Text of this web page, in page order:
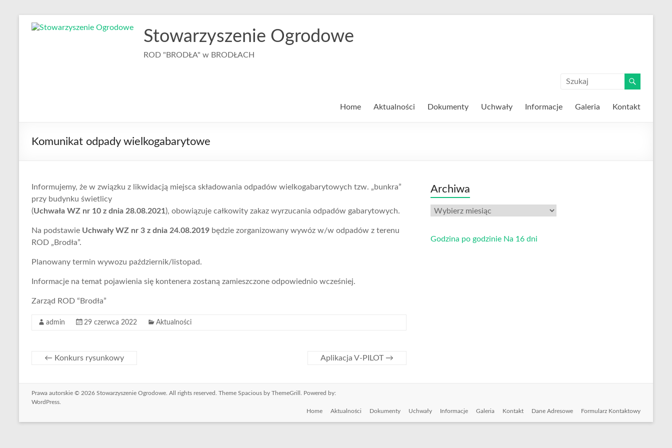
Stowarzyszenie Ogrodowe
ROD "BRODŁA" w BRODŁACH
Home Aktualności Dokumenty Uchwały Informacje Galeria Kontakt
Komunikat odpady wielkogabarytowe
Informujemy, że w związku z likwidacją miejsca składowania odpadów wielkogabarytowych tzw. „bunkra”
przy budynku świetlicy
(Uchwała WZ nr 10 z dnia 28.08.2021), obowiązuje całkowity zakaz wyrzucania odpadów gabarytowych.
Na podstawie Uchwały WZ nr 3 z dnia 24.08.2019 będzie zorganizowany wywóz w/w odpadów z terenu
ROD „Brodła”.
Planowany termin wywozu październik/listopad.
Informacje na temat pojawienia się kontenera zostaną zamieszczone odpowiednio wcześniej.
Zarząd ROD “Brodła”
admin 29 czerwca 2022 Aktualności
← Konkurs rysunkowy Aplikacja V-PILOT →
Archiwa
Archiwa
Godzina po godzinie Na 16 dni
Prawa autorskie © 2026 Stowarzyszenie Ogrodowe . All rights reserved. Theme Spacious by ThemeGrill. Powered by:
WordPress
Home
Aktualności Dokumenty Uchwały Informacje Galeria Kontakt Dane Adresowe Formularz Kontaktowy